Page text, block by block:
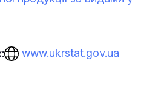
www.ukrstat.gov.ua